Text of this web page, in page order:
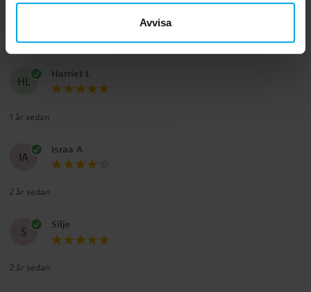
Avvisa
PH
1 år sedan
HL
Harriet L
1 år sedan
IA
Israa A
2 år sedan
S
Silje
2 år sedan